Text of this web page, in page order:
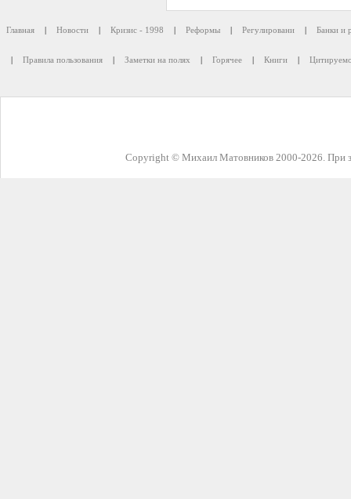
Главная | Новости | Кризис - 1998 | Реформы | Регулировани | Банки и
| Правила пользования | Заметки на полях | Горячее | Книги |
Copyright © Михаил Матовников 2000-2026. При